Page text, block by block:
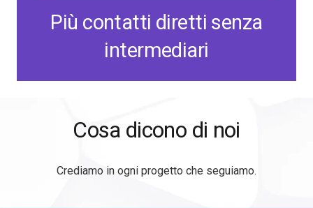
Più contatti diretti senza
intermediari
Cosa dicono di noi
Crediamo in ogni progetto che seguiamo.